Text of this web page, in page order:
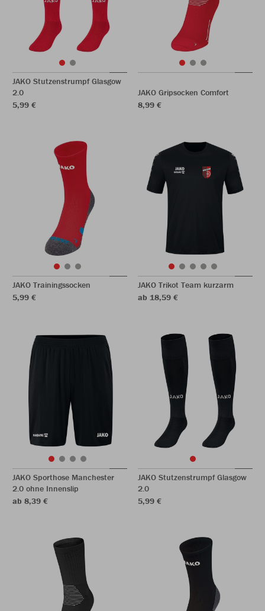
JAKO Stutzenstrumpf Glasgow
2.0
5,99 €
JAKO Gripsocken Comfort
8,99 €
JAKO Trainingssocken
5,99 €
JAKO Trikot Team kurzarm
ab 18,59 €
JAKO Sporthose Manchester
2.0 ohne Innenslip
ab 8,39 €
JAKO Stutzenstrumpf Glasgow
2.0
5,99 €